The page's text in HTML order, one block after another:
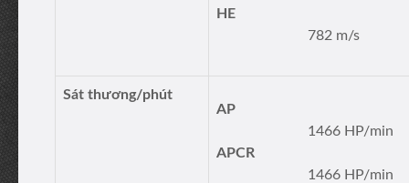
HE
782 m/s
Sát thương/phút
AP
1466 HP/min
APCR
1466 HP/min